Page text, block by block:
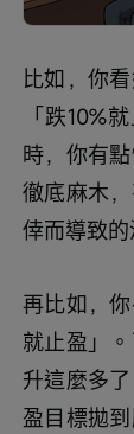
比如，你
「跌10%
時，你有
徹底麻木
倖而導致
再比如，
就止盈」
升這麼多
盈目標拋